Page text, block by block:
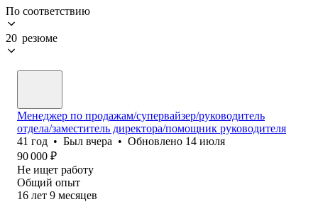
По соответствию
20 резюме
Менеджер по продажам/супервайзер/руководитель
отдела/заместитель директора/помощник руководителя
41 год • Был вчера • Обновлено 14 июля
90 000 ₽
Не ищет работу
Общий опыт
16 лет 9 месяцев